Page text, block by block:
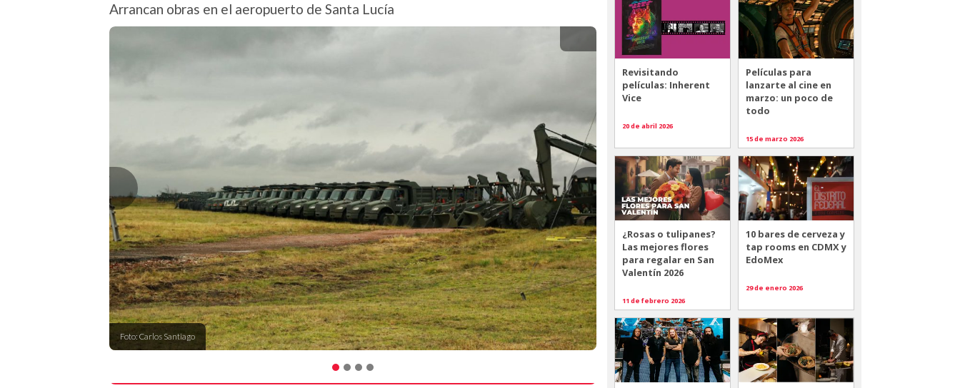
Arrancan obras en el aeropuerto de Santa Lucía
Foto: Carlos Santiago
Revisitando
películas: Inherent
Vice
20 de abril 2026
Películas para
lanzarte al cine en
marzo: un poco de
todo
15 de marzo 2026
¿Rosas o tulipanes?
Las mejores flores
para regalar en San
Valentín 2026
11 de febrero 2026
10 bares de cerveza y
tap rooms en CDMX y
EdoMex
29 de enero 2026